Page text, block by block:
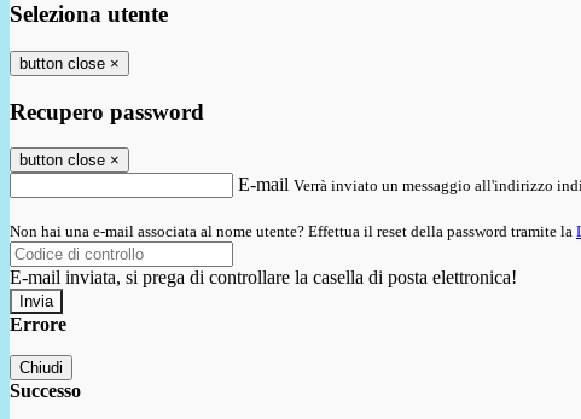
Seleziona utente
button close ×
Recupero password
button close ×
E-mail Verrà inviato un messaggio all'indirizzo
Non hai una e-mail associata al nome utente? Effettua il reset della password tramite la
E-mail inviata, si prega di controllare la casella di posta elettronica!
Errore
Chiudi
Successo